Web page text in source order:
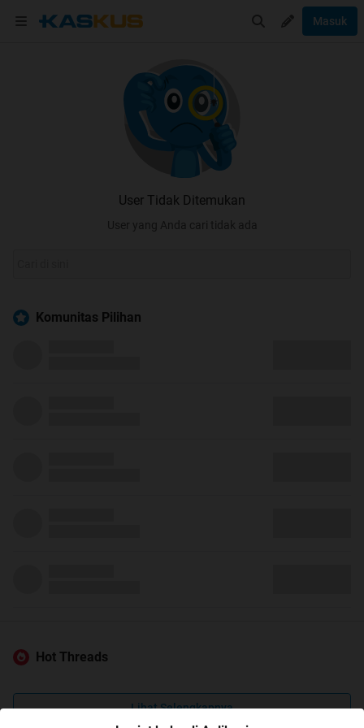
Masuk
User Tidak Ditemukan
User yang Anda cari tidak ada
Komunitas Pilihan
Hot Threads
Lihat Selengkapnya